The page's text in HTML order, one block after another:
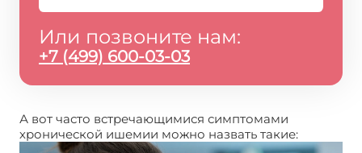
Или позвоните нам:
+7 (499) 600-03-03
А вот часто встречающимися симптомами
хронической ишемии можно назвать такие: